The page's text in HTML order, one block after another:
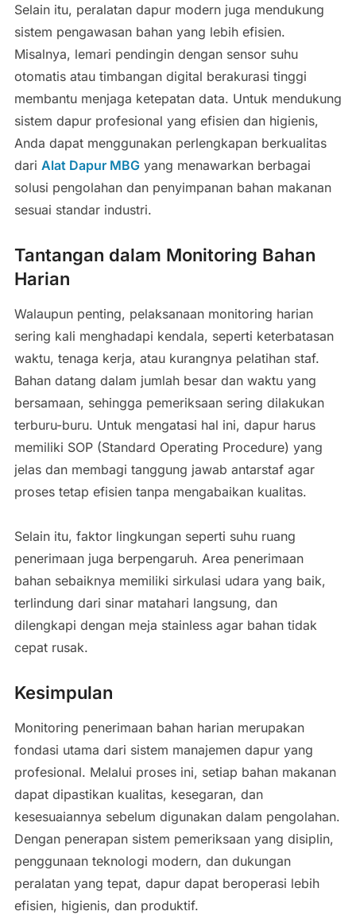
Selain itu, peralatan dapur modern juga mendukung
sistem pengawasan bahan yang lebih efisien.
Misalnya, lemari pendingin dengan sensor suhu
otomatis atau timbangan digital berakurasi tinggi
membantu menjaga ketepatan data. Untuk mendukung
sistem dapur profesional yang efisien dan higienis,
Anda dapat menggunakan perlengkapan berkualitas
dari Alat Dapur MBGyang menawarkan berbagai
solusi pengolahan dan penyimpanan bahan makanan
sesuai standar industri.
Tantangan dalam Monitoring Bahan
Harian
Walaupun penting, pelaksanaan monitoring harian
sering kali menghadapi kendala, seperti keterbatasan
waktu, tenaga kerja, atau kurangnya pelatihan staf.
Bahan datang dalam jumlah besar dan waktu yang
bersamaan, sehingga pemeriksaan sering dilakukan
terburu-buru. Untuk mengatasi hal ini, dapur harus
memiliki SOP (Standard Operating Procedure) yang
jelas dan membagi tanggung jawab antarstaf agar
proses tetap efisien tanpa mengabaikan kualitas.
Selain itu, faktor lingkungan seperti suhu ruang
penerimaan juga berpengaruh. Area penerimaan
bahan sebaiknya memiliki sirkulasi udara yang baik,
terlindung dari sinar matahari langsung, dan
dilengkapi dengan meja stainless agar bahan tidak
cepat rusak.
Kesimpulan
Monitoring penerimaan bahan harian merupakan
fondasi utama dari sistem manajemen dapur yang
profesional. Melalui proses ini, setiap bahan makanan
dapat dipastikan kualitas, kesegaran, dan
kesesuaiannya sebelum digunakan dalam pengolahan.
Dengan penerapan sistem pemeriksaan yang disiplin,
penggunaan teknologi modern, dan dukungan
peralatan yang tepat, dapur dapat beroperasi lebih
efisien, higienis, dan produktif.